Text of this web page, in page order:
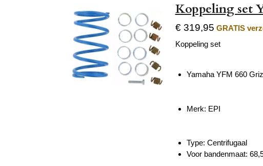
Koppeling set
€ 319,95 GRATIS
Koppeling set
Yamaha YFM 660
Merk: EPI
Type: Centrifugaal
Voor bandenmaat: